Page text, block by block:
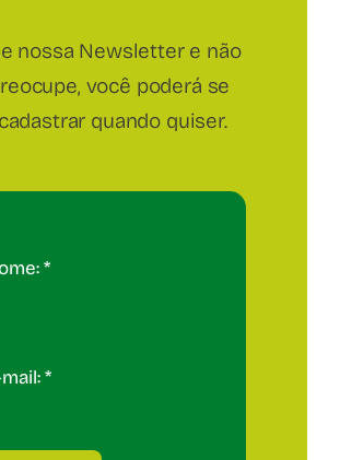
nossa Newsletter e não
você poderá se
quando quiser.